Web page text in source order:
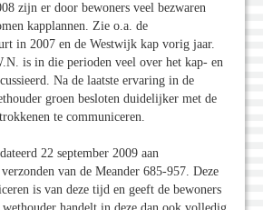
zijn er door bewoners veel bezwaren
kapplannen. Zie o.a. de
in 2007 en de Westwijk kap vorig jaar.
is in die perioden veel over het kap- en
Na de laatste ervaring in de
groen besloten duidelijker met de
te communiceren.
22 september 2009 aan
van de Meander 685-957. Deze
is van deze tijd en geeft de bewoners